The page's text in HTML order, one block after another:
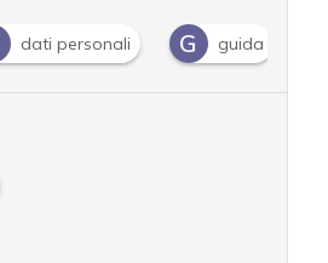
dati personali G guida